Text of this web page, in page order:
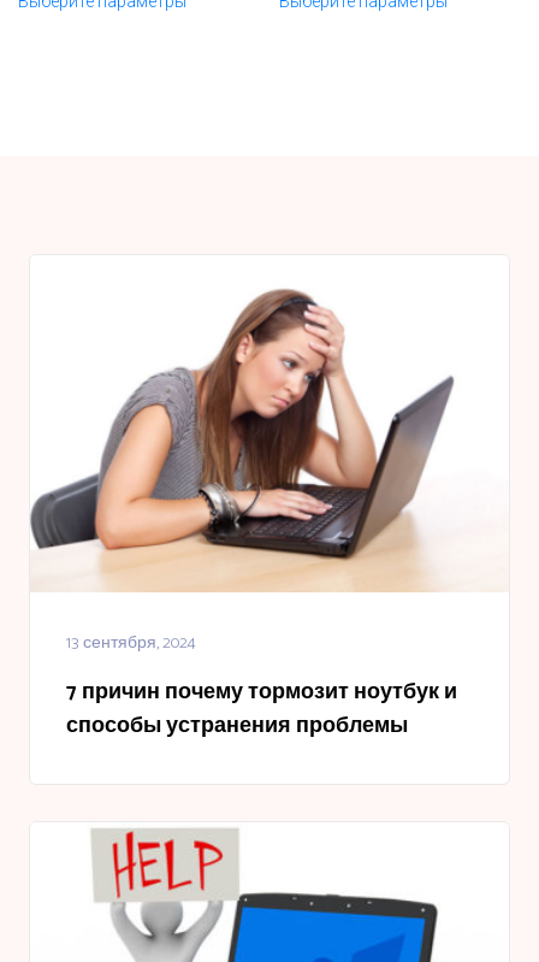
13 сентября, 2024
7 причин почему тормозит ноутбук и
способы устранения проблемы